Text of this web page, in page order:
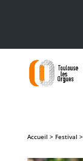
Accueil > Festival